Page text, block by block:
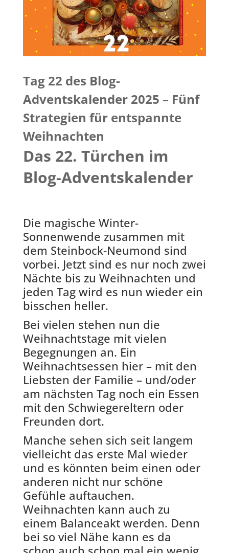
Tag 22 des Blog-
Adventskalender 2025 – Fünf
Strategien für entspannte
Weihnachten
Das 22. Türchen im
Blog-Adventskalender
Die magische Winter-
Sonnenwende zusammen mit
dem Steinbock-Neumond sind
vorbei. Jetzt sind es nur noch zwei
Nächte bis zu Weihnachten und
jeden Tag wird es nun wieder ein
bisschen heller.
Bei vielen stehen nun die
Weihnachtstage mit vielen
Begegnungen an. Ein
Weihnachtsessen hier – mit den
Liebsten der Familie – und/oder
am nächsten Tag noch ein Essen
mit den Schwiegereltern oder
Freunden dort.
Manche sehen sich seit langem
vielleicht das erste Mal wieder
und es könnten beim einen oder
anderen nicht nur schöne
Gefühle auftauchen.
Weihnachten kann auch zu
einem Balanceakt werden. Denn
bei so viel Nähe kann es da